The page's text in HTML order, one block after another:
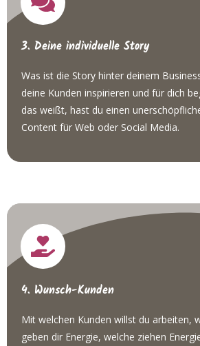
3. Deine individuelle Story
Was ist die Story hinter deinem
deine Kunden inspirieren und für dich
das weißt, hast du einen
Content für Web oder Social Media.
4. Wunsch-Kunden
Mit welchen Kunden willst du arbeiten,
geben dir Energie, welche ziehen